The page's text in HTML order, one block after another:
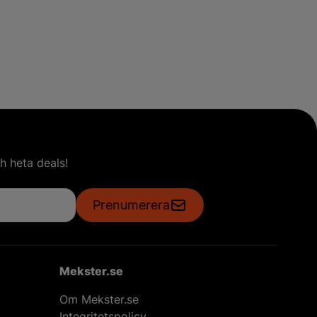
heta deals!
Prenumerera
Mekster.se
Om Mekster.se